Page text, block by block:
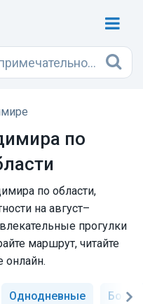
по
по области,
на август–
прогулки
маршрут, читайте
онлайн.
Однодневные